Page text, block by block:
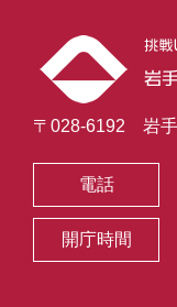
〒028-6192 岩手
電話
開庁時間